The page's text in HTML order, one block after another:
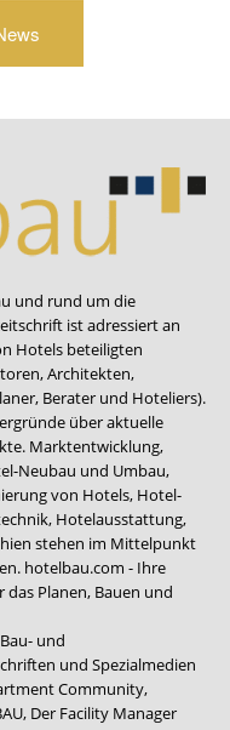
und rund um die
ist adressiert an
Hotels beteiligten
Architekten,
Berater und Hoteliers).
über aktuelle
Marktentwicklung,
Neubau und Umbau,
von Hotels, Hotel-
Hotelausstattung,
stehen im Mittelpunkt
hotelbau.com - Ihre
Planen, Bauen und
und
und Spezialmedien
Community,
, Der Facility Manager